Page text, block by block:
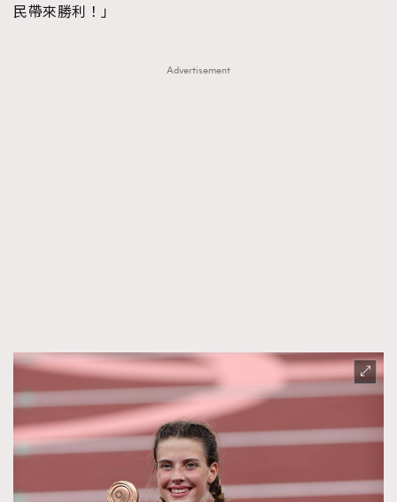
民帶來勝利！」
Advertisement